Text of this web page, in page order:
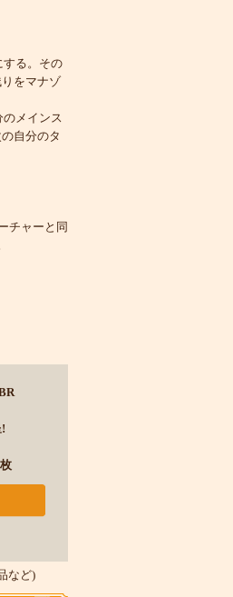
する。その
をマナゾ
メインス
自分のタ
チャーと同
枚
など)